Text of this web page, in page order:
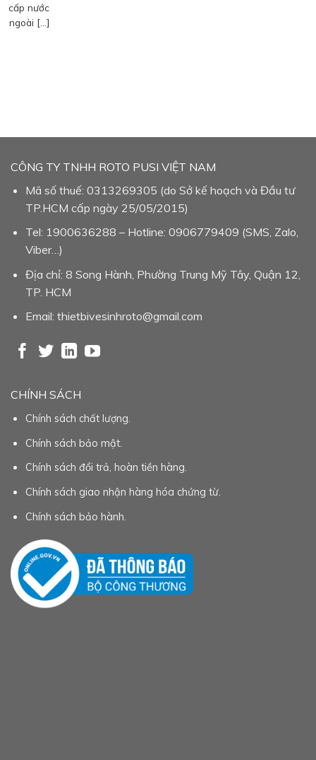
cấp nước
ngoài […]
CÔNG TY TNHH ROTO PUSI VIỆT NAM
Mã số thuế: 0313269305 (do Sở kế hoạch và Đầu tư
TP.HCM cấp ngày 25/05/2015)
Tel: 1900636288 – Hotline: 0906779409 (SMS, Zalo,
Viber…)
Địa chỉ: 8 Song Hành, Phường Trung Mỹ Tây, Quận 12,
TP. HCM
Email: thietbivesinhroto@gmail.com
CHÍNH SÁCH
Chính sách chất lượng.
Chính sách bảo mật.
Chính sách đổi trả, hoàn tiền hàng.
Chính sách giao nhận hàng hóa chứng từ.
Chính sách bảo hành.